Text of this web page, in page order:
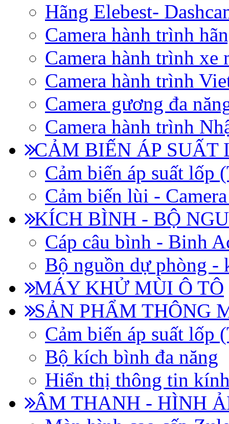
Hãng Elebest-
Camera hành trình
Camera hành trình xe
Camera hành trình
Camera gương đa
Camera hành trình
CẢM BIẾN ÁP SUẤT
Cảm biến áp suất lốp
Cảm biến lùi -
KÍCH BÌNH - BỘ
Cáp câu bình - Binh
Bộ nguồn dự phòng -
MÁY KHỬ MÙI Ô TÔ
SẢN PHẨM THÔNG
Cảm biến áp suất lốp
Bộ kích bình đa năng
Hiển thị thông tin
ÂM THANH - HÌNH